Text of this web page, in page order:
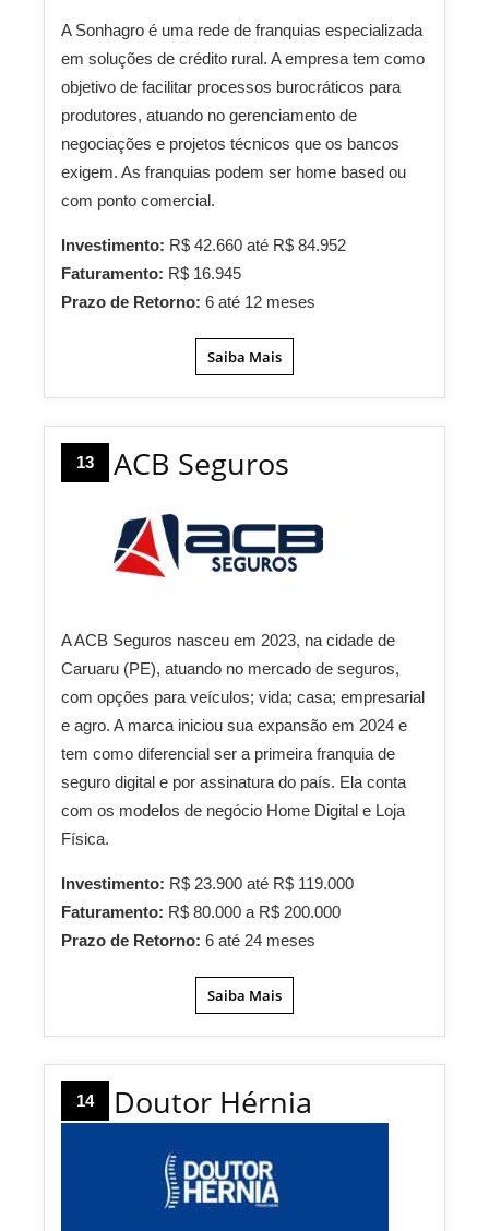
A Sonhagro é uma rede de franquias especializada
em soluções de crédito rural. A empresa tem como
objetivo de facilitar processos burocráticos para
produtores, atuando no gerenciamento de
negociações e projetos técnicos que os bancos
exigem. As franquias podem ser home based ou
com ponto comercial.
Investimento: R$ 42.660 até R$ 84.952
Faturamento: R$ 16.945
Prazo de Retorno: 6 até 12 meses
Saiba Mais
13 ACB Seguros
A ACB Seguros nasceu em 2023, na cidade de
Caruaru (PE), atuando no mercado de seguros,
com opções para veículos; vida; casa; empresarial
e agro. A marca iniciou sua expansão em 2024 e
tem como diferencial ser a primeira franquia de
seguro digital e por assinatura do país. Ela conta
com os modelos de negócio Home Digital e Loja
Física.
Investimento: R$ 23.900 até R$ 119.000
Faturamento: R$ 80.000 a R$ 200.000
Prazo de Retorno: 6 até 24 meses
Saiba Mais
14 Doutor Hérnia